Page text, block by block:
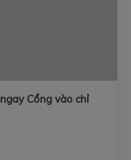
Cổng vào chỉ